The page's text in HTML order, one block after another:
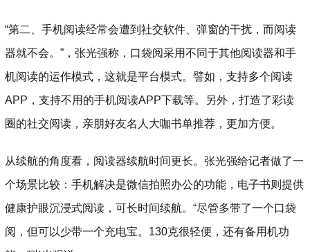
“第二、手机阅读经常会遭到社交软件、弹窗的干扰，而阅读
器就不会。”，张光强称，口袋阅采用不同于其他阅读器和手
机阅读的运作模式，这就是平台模式。譬如，支持多个阅读
APP，支持不用的手机阅读APP下载等。另外，打造了彩读
圈的社交阅读，亲朋好友名人大咖书单推荐，更加方便。
从续航的角度看，阅读器续航时间更长。张光强给记者做了一
个场景比较：手机解决是微信拍照办公的功能，电子书则提供
健康护眼沉浸式阅读，可长时间续航。“尽管多带了一个口袋
阅，但可以少带一个充电宝。130克很轻便，还有备用机功